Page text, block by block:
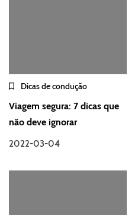
Dicas de condução
Viagem segura: 7 dicas que
não deve ignorar
2022-03-04